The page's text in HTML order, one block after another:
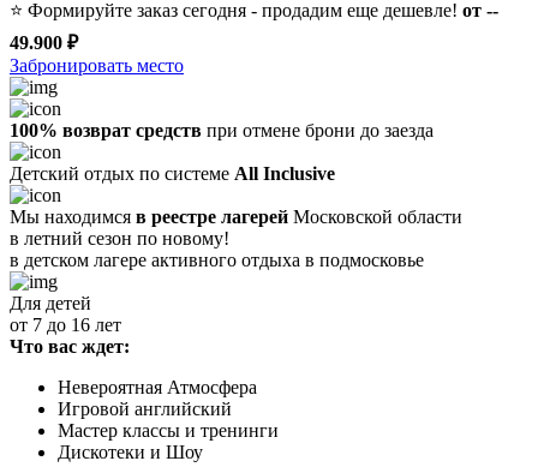
⭐️ Формируйте заказ сегодня - продадим еще дешевле! от --
49.900 ₽
Забронировать место
100% возврат средств при отмене брони до заезда
Детский отдых по системе All Inclusive
Мы находимся в реестре лагерей Московской области
в летний сезон по новому!
в детском лагере активного отдыха в подмосковье
Для детей
от 7 до 16 лет
Что вас ждет:
Невероятная Атмосфера
Игровой английский
Мастер классы и тренинги
Дискотеки и Шоу